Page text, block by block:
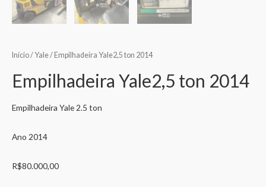
Início/Yale/ Empilhadeira Yale2,5 ton 2014
Empilhadeira Yale2,5 ton 2014
Empilhadeira Yale 2.5 ton
Ano 2014
R$80.000,00